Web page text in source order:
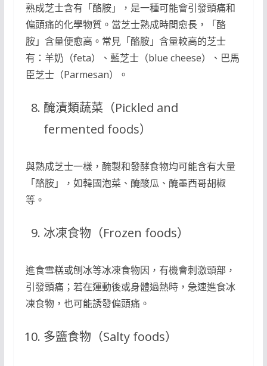
熟成芝士含有「酪胺」，是一種可能會引發頭痛和
偏頭痛的化學物質。當芝士熟成時間愈長，「酪
胺」含量便愈高。常見「酪胺」含量較高的芝士
有：羊奶（feta）、藍芝士（blue cheese）、巴馬
臣芝士（Parmesan）。
醃漬類蔬菜（Pickled and
fermented foods）
與熟成芝士一樣，醃製和發酵食物均可能含有大量
「酪胺」，如韓國泡菜、醃酸瓜、醃墨西哥胡椒
等。
冰凍食物（Frozen foods）
進食雪糕或刨冰等冰凍食物因，有機會刺激頭部，
引發頭痛；若在運動後或身體過熱時，急速進食冰
凍食物，也可能誘發偏頭痛。
多鹽食物（Salty foods）